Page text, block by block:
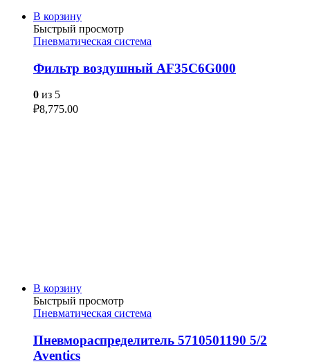
В корзину
Быстрый просмотр
Пневматическая система
Фильтр воздушный AF35C6G000
0 из 5
₽8,775.00
В корзину
Быстрый просмотр
Пневматическая система
Пневмораспределитель 5710501190 5/2
Aventics